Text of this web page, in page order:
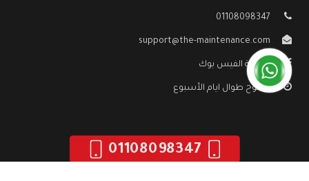
01108098347
support@the-maintenance.com
صفحة الفيس بوك
مفتوح طوال ايام الأسبوع
01108098347